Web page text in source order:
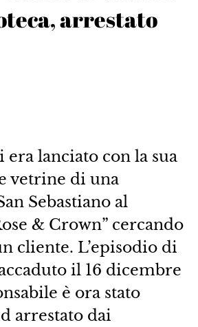
arrestato
era lanciato con la sua
vetrine di una
Sebastiano al
& Crown” cercando
cliente. L’episodio di
il 16 dicembre
è ora stato
arrestato dai